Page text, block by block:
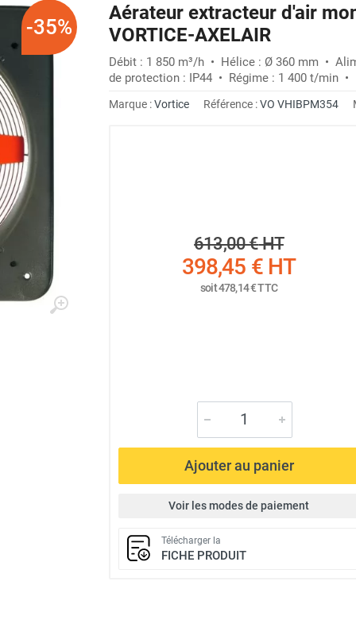
-35%
Aérateur extracteur d'air
VORTICE-AXELAIR
Débit : 1 850 m³/h • Hélice : Ø 360 mm •
de protection : IP44 • Régime : 1 400 t/min •
Marque :Vortice Référence :VO VHIBPM354
613,00 €HT
398,45 €HT
soit478,14 €TTC
Ajouter au panier
Voir les modes de paiement
Télécharger la
FICHE PRODUIT